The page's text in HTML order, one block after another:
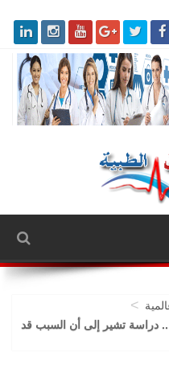
>
دراسة تشير إلى أن السبب قد